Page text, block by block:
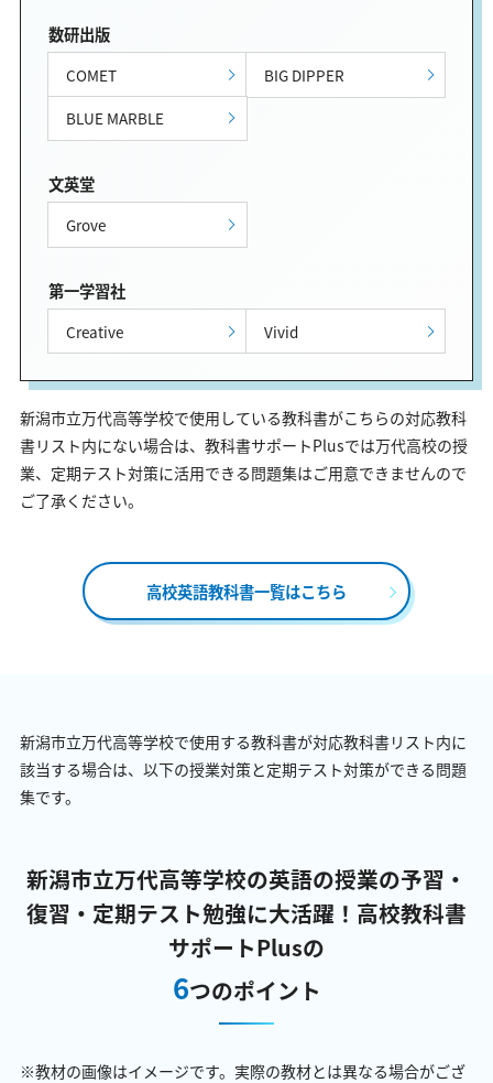
数研出版
COMET
BIG DIPPER
BLUE MARBLE
文英堂
Grove
第一学習社
Creative Vivid
新潟市立万代高等学校で使用している教科書がこちらの対応教科
書リスト内にない場合は、教科書サポートPlusでは万代高校の授
業、定期テスト対策に活用できる問題集はご用意できませんので
ご了承ください。
高校英語教科書一覧はこちら
新潟市立万代高等学校で使用する教科書が対応教科書リスト内に
該当する場合は、以下の授業対策と定期テスト対策ができる問題
集です。
新潟市立万代高等学校の英語の授業の予習・
復習・定期テスト勉強に大活躍！ 高校教科書
サポートPlusの
6つのポイント
※教材の画像はイメージです。実際の教材とは異なる場合がござ